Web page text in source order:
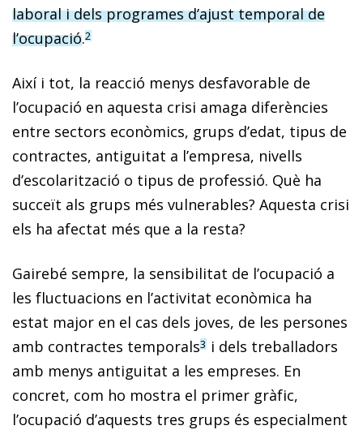
laboral i dels programes d’ajust temporal de
l’ocupació.2
Així i tot, la reacció menys desfavorable de
l’ocupació en aquesta crisi amaga diferències
entre sectors econòmics, grups d’edat, tipus de
contractes, antiguitat a l’empresa, nivells
d’escolarització o tipus de professió. Què ha
succeït als grups més vulnerables? Aquesta crisi
els ha afectat més que a la resta?
Gairebé sempre, la sensibilitat de l’ocupació a
les fluctuacions en l’activitat econòmica ha
estat major en el cas dels joves, de les persones
amb contractes temporals3 i dels treballadors
amb menys antiguitat a les empreses. En
concret, com ho mostra el primer gràfic,
l’ocupació d’aquests tres grups és especialment